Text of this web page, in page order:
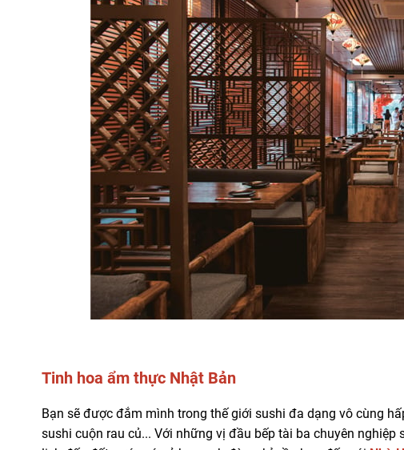
Tinh hoa ẩm thực Nhật Bản
Bạn sẽ được đắm mình trong thế giới sushi đa dạng vô cùng
sushi cuộn rau củ... Với những vị đầu bếp tài ba chuyên